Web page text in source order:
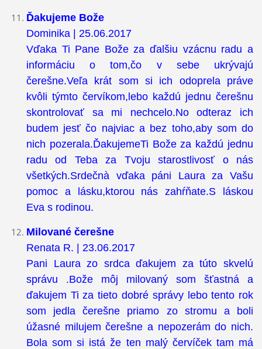
Ďakujeme Bože
Dominika | 25.06.2017
Vďaka Ti Pane Bože za ďalšiu vzácnu radu a
informáciu o tom,čo v sebe ukrývajú
čerešne.Veľa krát som si ich odoprela práve
kvôli týmto červíkom,lebo každú jednu čerešnu
skontrolovať sa mi nechcelo.No odteraz ich
budem jesť čo najviac a bez toho,aby som do
nich pozerala.ĎakujemeTi Bože za každú jednu
radu od Teba za Tvoju starostlivosť o nás
všetkých.Srdečnà vďaka páni Laura za Vašu
pomoc a lásku,ktorou nás zahŕňate.S láskou
Eva s rodinou.
Milované čerešne
Renata R. | 23.06.2017
Pani Laura zo srdca ďakujem za túto skvelú
správu .Bože môj milovaný som šťastná a
ďakujem Ti za tieto dobré správy lebo tento rok
som jedla čerešne priamo zo stromu a boli
úžasné milujem čerešne a nepozerám do nich.
Bola som si istá že ten malý červíček tam má